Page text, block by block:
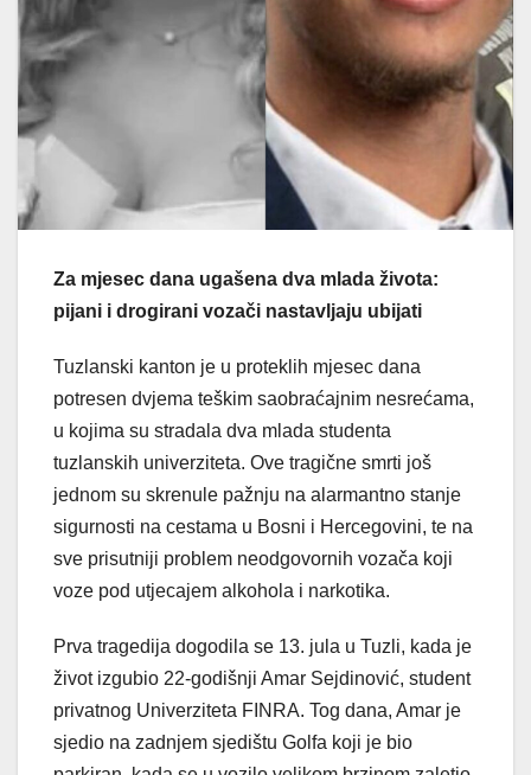
Za mjesec dana ugašena dva mlada života:
pijani i drogirani vozači nastavljaju ubijati
Tuzlanski kanton je u proteklih mjesec dana
potresen dvjema teškim saobraćajnim nesrećama,
u kojima su stradala dva mlada studenta
tuzlanskih univerziteta. Ove tragične smrti još
jednom su skrenule pažnju na alarmantno stanje
sigurnosti na cestama u Bosni i Hercegovini, te na
sve prisutniji problem neodgovornih vozača koji
voze pod utjecajem alkohola i narkotika.
Prva tragedija dogodila se 13. jula u Tuzli, kada je
život izgubio 22-godišnji Amar Sejdinović, student
privatnog Univerziteta FINRA. Tog dana, Amar je
sjedio na zadnjem sjedištu Golfa koji je bio